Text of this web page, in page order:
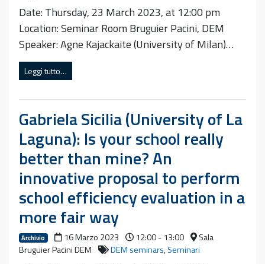
Date: Thursday, 23 March 2023, at 12:00 pm
Location: Seminar Room Bruguier Pacini, DEM
Speaker: Agne Kajackaite (University of Milan)…
Leggi tutto…
Gabriela Sicilia (University of La
Laguna): Is your school really
better than mine? An
innovative proposal to perform
school efficiency evaluation in a
more fair way
Archivio 16 Marzo 2023 12:00 - 13:00
Sala
Bruguier Pacini DEM
DEM seminars,Seminari